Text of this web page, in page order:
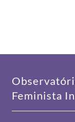
Feminista